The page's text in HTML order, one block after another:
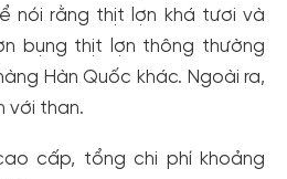
nói rằng thịt lợn khá tươi và
bụng thịt lợn thông thường
Hàn Quốc khác. Ngoài ra,
với than.
cấp, tổng chi phí khoảng
nhập bằng
Đăng nhập Google